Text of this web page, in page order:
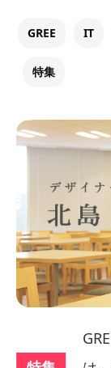
GREE IT
特集